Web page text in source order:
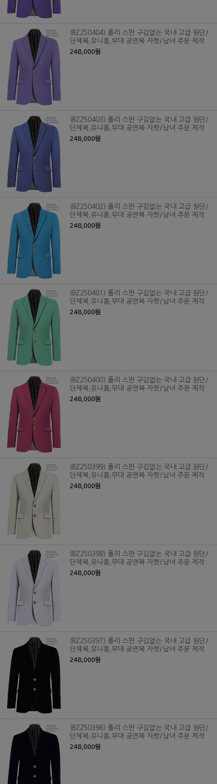
(BZ250404) 폴리 스판 구김없는 국내 고급 원단/
단체복,유니폼,무대 공연복 자켓/남녀 주문 제작
248,000원
(BZ250403) 폴리 스판 구김없는 국내 고급 원단/
단체복,유니폼,무대 공연복 자켓/남녀 주문 제작
248,000원
(BZ250402) 폴리 스판 구김없는 국내 고급 원단/
단체복,유니폼,무대 공연복 자켓/남녀 주문 제작
248,000원
(BZ250401) 폴리 스판 구김없는 국내 고급 원단/
단체복,유니폼,무대 공연복 자켓/남녀 주문 제작
248,000원
(BZ250400) 폴리 스판 구김없는 국내 고급 원단/
단체복,유니폼,무대 공연복 자켓/남녀 주문 제작
248,000원
(BZ250399) 폴리 스판 구김없는 국내 고급 원단/
단체복,유니폼,무대 공연복 자켓/남녀 주문 제작
248,000원
(BZ250398) 폴리 스판 구김없는 국내 고급 원단/
단체복,유니폼,무대 공연복 자켓/남녀 주문 제작
248,000원
(BZ250397) 폴리 스판 구김없는 국내 고급 원단/
단체복,유니폼,무대 공연복 자켓/남녀 주문 제작
248,000원
(BZ250396) 폴리 스판 구김없는 국내 고급 원단/
단체복,유니폼,무대 공연복 자켓/남녀 주문 제작
248,000원